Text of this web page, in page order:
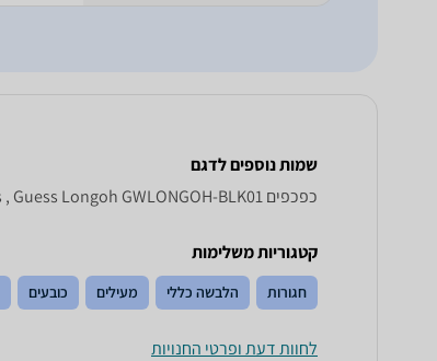
שמות נוספים לדגם
‏כפכפים Guess Longoh GWLONGOH - BLK 01, Longoh GWLONGOH-BLK01 Guess , Guess Longoh GWLONGOH-BLK01
קטגוריות משלימות
חגורות הלבשה כללי מעילים כובעים
לחוות דעת ופרטי החנויות